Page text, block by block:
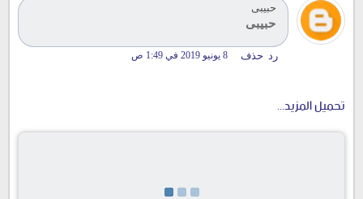
حبيبى
8 يونيو 2019 في 1:49 ص
حبيبى
رد حذف
تحميل المزيد...